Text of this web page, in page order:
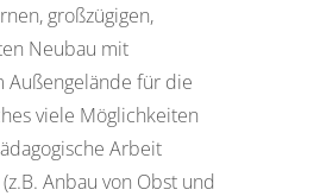
großzügigen,
Neubau mit
Außengelände für die
viele Möglichkeiten
Arbeit
Anbau von Obst und